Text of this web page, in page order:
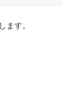
ます。